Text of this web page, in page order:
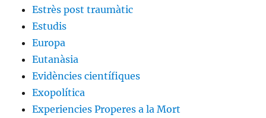
Estrès post traumàtic
Estudis
Europa
Eutanàsia
Evidències científiques
Exopolítica
Experiencies Properes a la Mort